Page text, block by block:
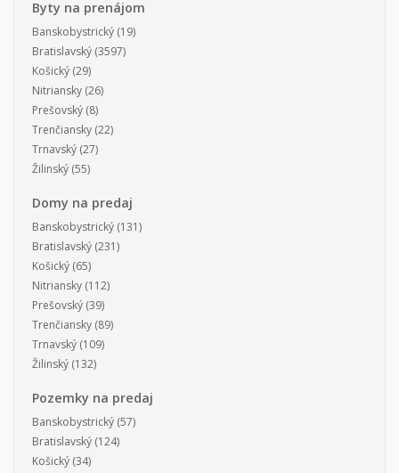
Byty na prenájom
Banskobystrický (19)
Bratislavský (3597)
Košický (29)
Nitriansky (26)
Prešovský (8)
Trenčiansky (22)
Trnavský (27)
Žilinský (55)
Domy na predaj
Banskobystrický (131)
Bratislavský (231)
Košický (65)
Nitriansky (112)
Prešovský (39)
Trenčiansky (89)
Trnavský (109)
Žilinský (132)
Pozemky na predaj
Banskobystrický (57)
Bratislavský (124)
Košický (34)